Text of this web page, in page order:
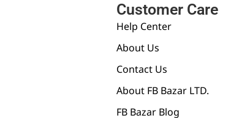
Customer Care
Help Center
About Us
Contact Us
About FB Bazar LTD.
FB Bazar Blog